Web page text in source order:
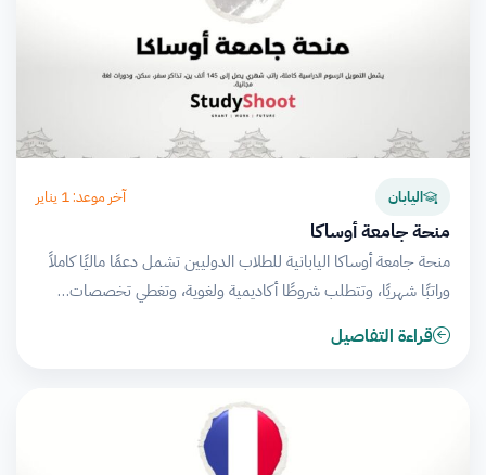
اليابان آخر موعد: 1 يناير
منحة جامعة أوساكا
منحة جامعة أوساكا اليابانية للطلاب الدوليين تشمل دعمًا ماليًا كاملاً
وراتبًا شهريًا، وتتطلب شروطًا أكاديمية ولغوية، وتغطي تخصصات…
قراءة التفاصيل